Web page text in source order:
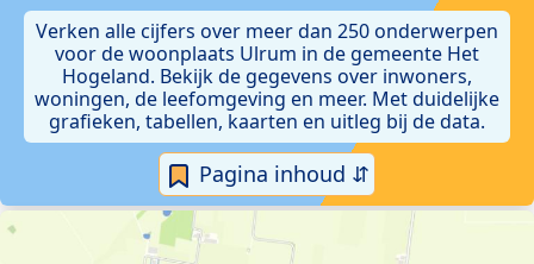
Verken alle cijfers over meer dan 250 onderwerpen
voor de woonplaats Ulrum in de gemeente Het
Hogeland. Bekijk de gegevens over inwoners,
woningen, de leefomgeving en meer. Met duidelijke
grafieken, tabellen, kaarten en uitleg bij de data.
Pagina inhoud ⇵